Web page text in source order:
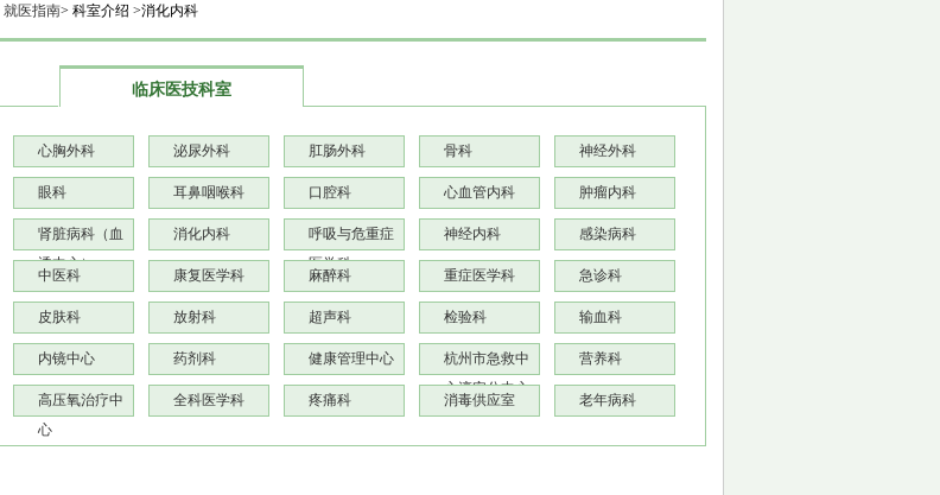
就医指南> 科室介绍 >消化内科
临床医技科室
心胸外科 泌尿外科 肛肠外科 骨科 神经外科
眼科 耳鼻咽喉科 口腔科 心血管内科 肿瘤内科
肾脏病科（血
透中心）
消化内科
呼吸与危重症
医学科
神经内科 感染病科
中医科 康复医学科 麻醉科 重症医学科 急诊科
皮肤科 放射科 超声科 检验科 输血科
内镜中心 药剂科 健康管理中心
杭州市急救中
心淳安分中心
营养科
高压氧治疗中
心
全科医学科 疼痛科 消毒供应室 老年病科